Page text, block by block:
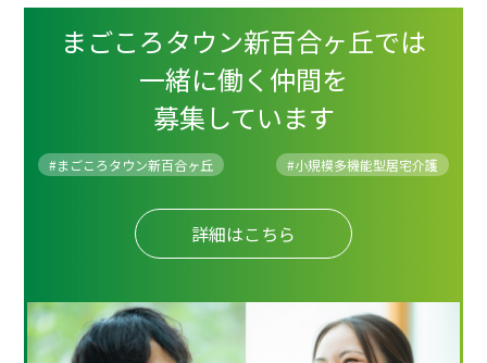
まごころタウン新百合ヶ丘では
一緒に働く仲間を
募集しています
#まごころタウン新百合ヶ丘 #小規模多機能型居宅介護
詳細はこちら